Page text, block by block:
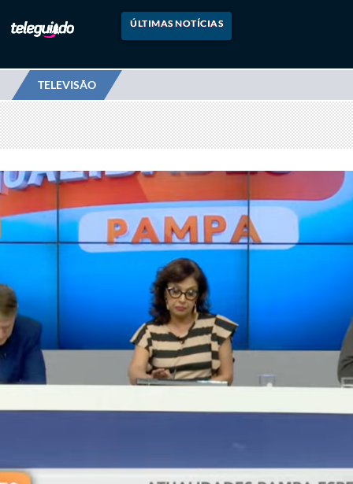
ÚLTIMAS NOTÍCIAS
TELEVISÃO